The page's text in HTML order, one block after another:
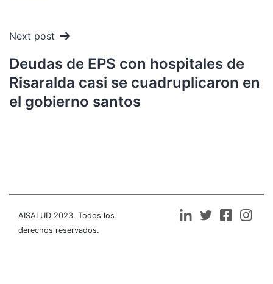
Next post
Deudas de EPS con hospitales de
Risaralda casi se cuadruplicaron en
el gobierno santos
AISALUD 2023. Todos los
derechos reservados.